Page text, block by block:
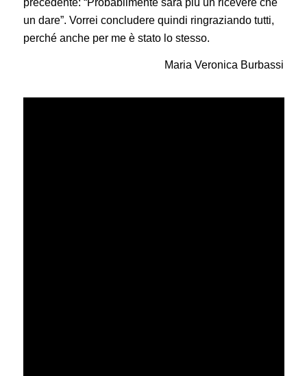
un dare”. Vorrei concludere quindi ringraziando tutti,
perché anche per me è stato lo stesso.
Maria Veronica Burbassi